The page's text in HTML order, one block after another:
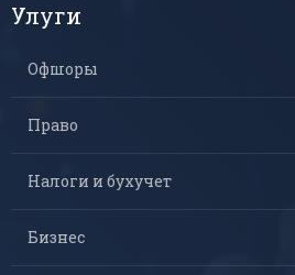
Улуги
Офшоры
Право
Налоги и бухучет
Бизнес